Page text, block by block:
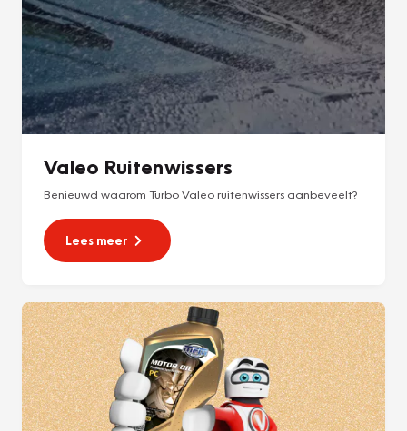
Valeo Ruitenwissers
Benieuwd waarom Turbo Valeo ruitenwissers aanbeveelt?
Lees meer